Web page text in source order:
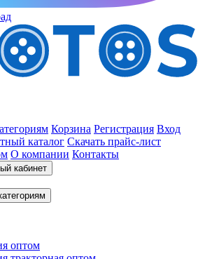
Корзина Регистрация Вход
каталог Скачать прайс-лист
О компании Контакты
кабинет
оптом